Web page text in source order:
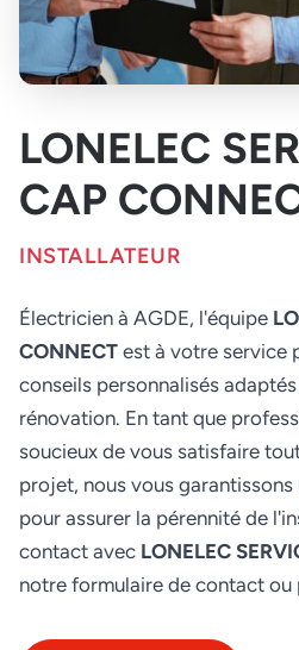
LONELEC
CAP
INSTALLATEUR
Électricien à AGDE, l'équipe
CONNECT est à votre service
conseils personnalisés
rénovation. En tant que
soucieux de vous satisfaire
projet, nous vous
pour assurer la pérennité de
contact avec LONELEC
notre formulaire de contact ou